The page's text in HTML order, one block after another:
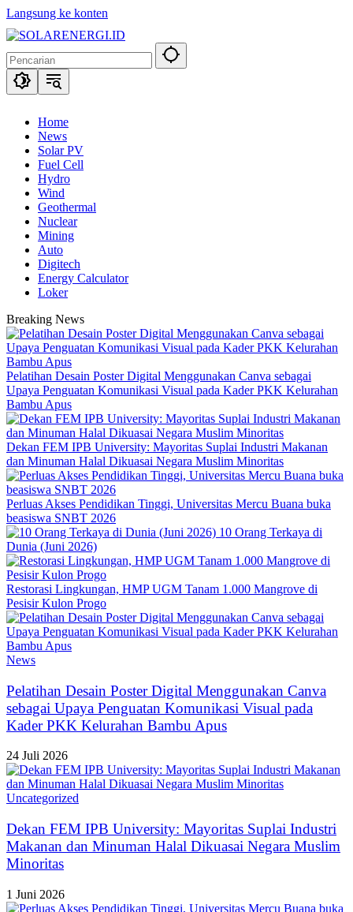
Langsung ke konten
Home
News
Solar PV
Fuel Cell
Hydro
Wind
Geothermal
Nuclear
Mining
Auto
Digitech
Energy Calculator
Loker
Breaking News
Pelatihan Desain Poster Digital Menggunakan Canva sebagai
Upaya Penguatan Komunikasi Visual pada Kader PKK Kelurahan
Bambu Apus
Dekan FEM IPB University: Mayoritas Suplai Industri Makanan
dan Minuman Halal Dikuasai Negara Muslim Minoritas
Perluas Akses Pendidikan Tinggi, Universitas Mercu Buana buka
beasiswa SNBT 2026
10 Orang Terkaya di
Dunia (Juni 2026)
Restorasi Lingkungan, HMP UGM Tanam 1.000 Mangrove di
Pesisir Kulon Progo
News
Pelatihan Desain Poster Digital Menggunakan Canva
sebagai Upaya Penguatan Komunikasi Visual pada
Kader PKK Kelurahan Bambu Apus
24 Juli 2026
Uncategorized
Dekan FEM IPB University: Mayoritas Suplai Industri
Makanan dan Minuman Halal Dikuasai Negara Muslim
Minoritas
1 Juni 2026